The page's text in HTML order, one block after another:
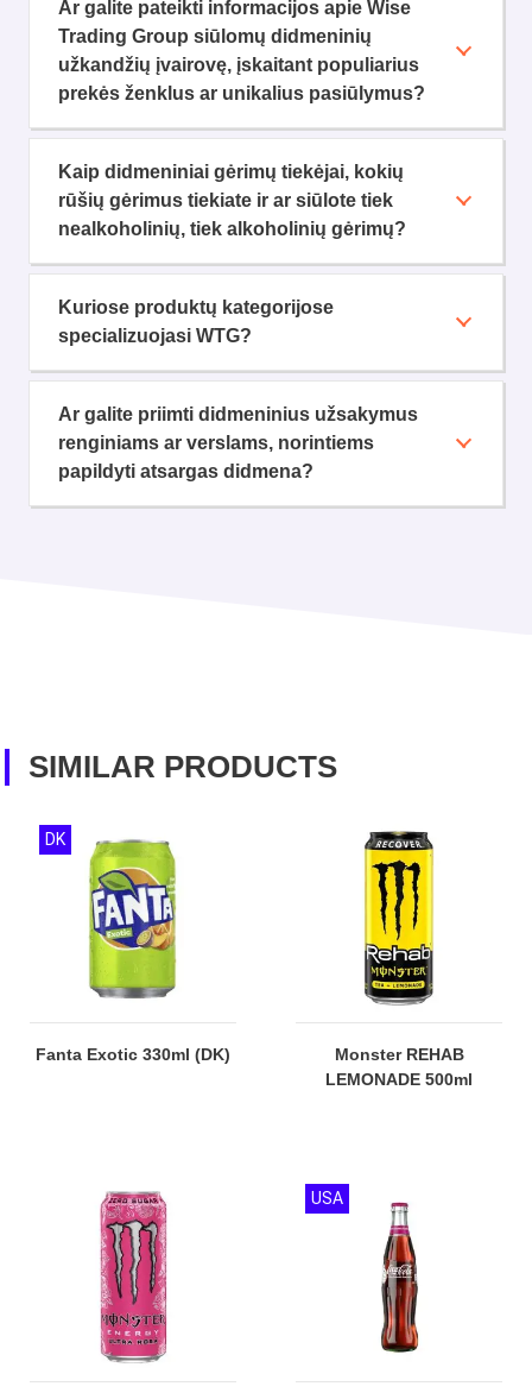
Ar galite pateikti informacijos apie Wise
Trading Group siūlomų didmeninių
užkandžių įvairovę, įskaitant populiarius
prekės ženklus ar unikalius pasiūlymus?
Kaip didmeniniai gėrimų tiekėjai, kokių
rūšių gėrimus tiekiate ir ar siūlote tiek
nealkoholinių, tiek alkoholinių gėrimų?
Kuriose produktų kategorijose
specializuojasi WTG?
Ar galite priimti didmeninius užsakymus
renginiams ar verslams, norintiems
papildyti atsargas didmena?
SIMILAR PRODUCTS
Fanta Exotic 330ml (DK)
DK
Monster REHAB
LEMONADE 500ml
USA